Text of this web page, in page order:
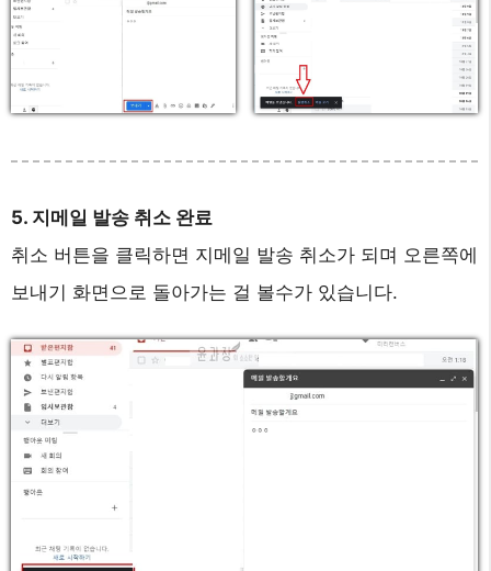
5. 지메일 발송 취소 완료
취소 버튼을 클릭하면 지메일 발송 취소가 되며 오른쪽에
보내기 화면으로 돌아가는 걸 볼수가 있습니다.